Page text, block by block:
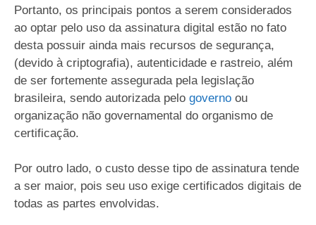
Portanto, os principais pontos a serem considerados
ao optar pelo uso da assinatura digital estão no fato
desta possuir ainda mais recursos de segurança,
(devido à criptografia), autenticidade e rastreio, além
de ser fortemente assegurada pela legislação
brasileira, sendo autorizada pelo governo ou
organização não governamental do organismo de
certificação.
Por outro lado, o custo desse tipo de assinatura tende
a ser maior, pois seu uso exige certificados digitais de
todas as partes envolvidas.